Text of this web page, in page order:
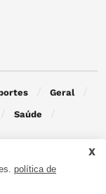
Geral
Saúde
política de